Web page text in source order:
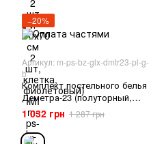
−20%
Артикул: m-ps-bz-glx-dmtr23-pl-g-
b
Комплект постельного белья
Деметра-23 (полуторный,
бязь gold lux, наволочка:
50х70 см 1 шт, веточки,
белый) IMI
1 032 грн 1 287 грн